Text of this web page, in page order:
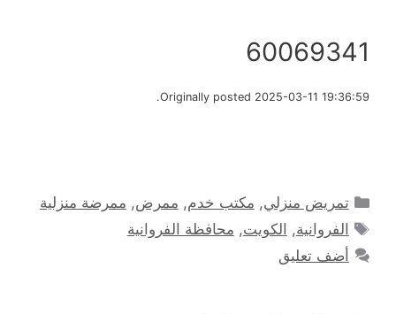
60069341
Originally posted 2025-03-11 19:36:59.
التصنيفات
تمريض منزلي, مكتب خدم, ممرض, ممرضة منزلية
الوسوم
الفروانية, الكويت, محافظة الفروانية
أضف تعليق